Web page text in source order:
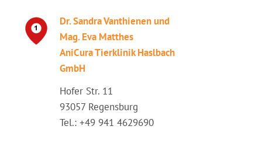
Dr. Sandra Vanthienen und
Mag. Eva Matthes
AniCura Tierklinik Haslbach
GmbH
Hofer Str. 11
93057 Regensburg
Tel.: +49 941 4629690